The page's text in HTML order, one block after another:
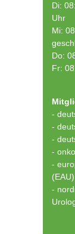
Di:
Uhr
Mi:
Do:
Fr:
-
-
-
-
-
(EAU)
-